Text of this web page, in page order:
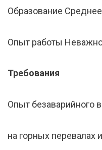
Образование Среднее
Опыт работы
Требования
Опыт безаварийного
на горных перевалах